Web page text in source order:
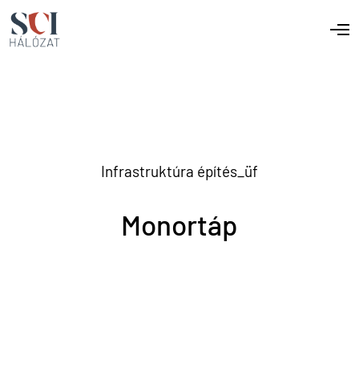
Infrastruktúra építés_üf
Monortáp